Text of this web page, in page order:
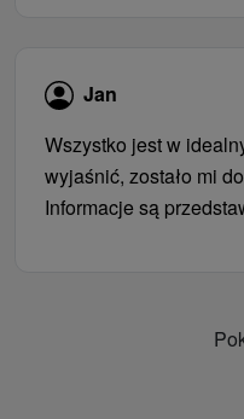
Jan
Wszystko jest w
wyjaśnić, zostało mi
Informacje są